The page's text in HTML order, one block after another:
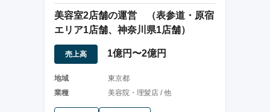
美容室2店舗の運営 （表参道・原宿
エリア1店舗、神奈川県1店舗）
売上高 1億円〜2億円
地域
東京都
業種
美容院・理髪店 / 他